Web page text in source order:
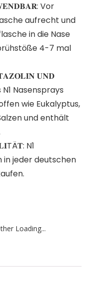
Vor
aufrecht und
in die Nase
4-7 mal
𝐔𝐍𝐃
Nasensprays
wie Eukalyptus,
und enthält
N1
in jeder deutschen
Loading...